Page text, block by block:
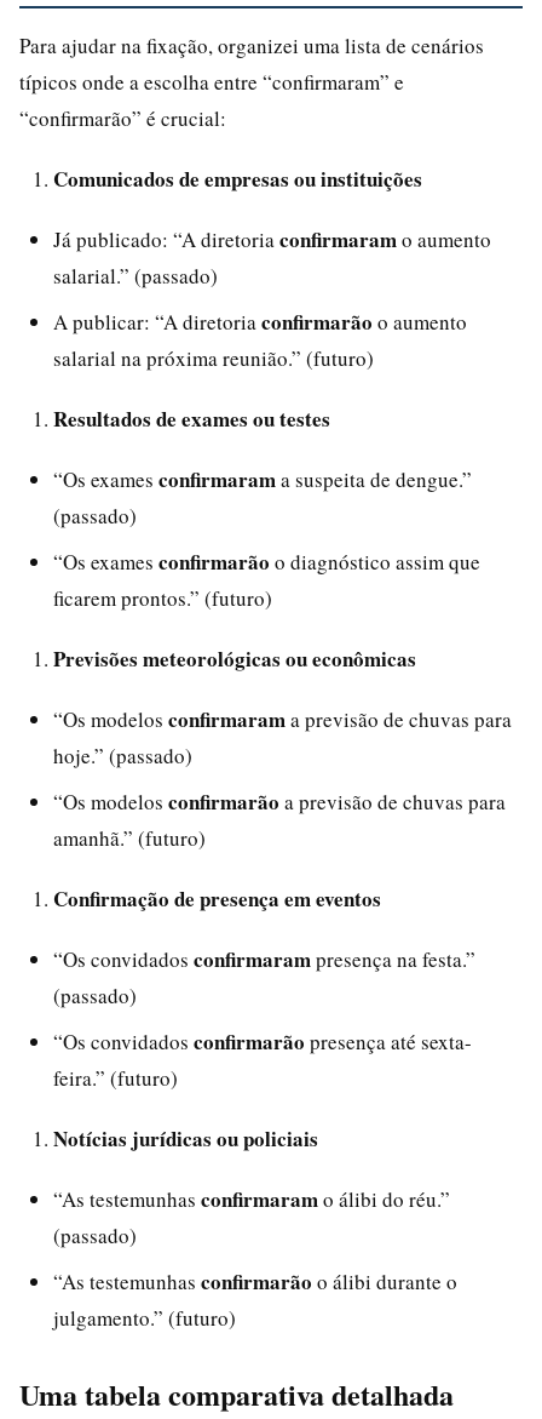
Para ajudar na fixação, organizei uma lista de cenários
típicos onde a escolha entre “confirmaram” e
“confirmarão” é crucial:
Comunicados de empresas ou instituições
Já publicado: “A diretoria confirmaramo aumento
salarial.” (passado)
A publicar: “A diretoria confirmarão o aumento
salarial na próxima reunião.” (futuro)
Resultados de exames ou testes
“Os exames confirmarama suspeita de dengue.”
(passado)
“Os exames confirmarão o diagnóstico assim que
ficarem prontos.” (futuro)
Previsões meteorológicas ou econômicas
“Os modelos confirmarama previsão de chuvas para
hoje.” (passado)
“Os modelos confirmarão a previsão de chuvas para
amanhã.” (futuro)
Confirmação de presença em eventos
“Os convidados confirmarampresença na festa.”
(passado)
“Os convidados confirmarão presença até sexta-
feira.” (futuro)
Notícias jurídicas ou policiais
“As testemunhas confirmaramo álibi do réu.”
(passado)
“As testemunhas confirmarão o álibi durante o
julgamento.” (futuro)
Uma tabela comparativa detalhada